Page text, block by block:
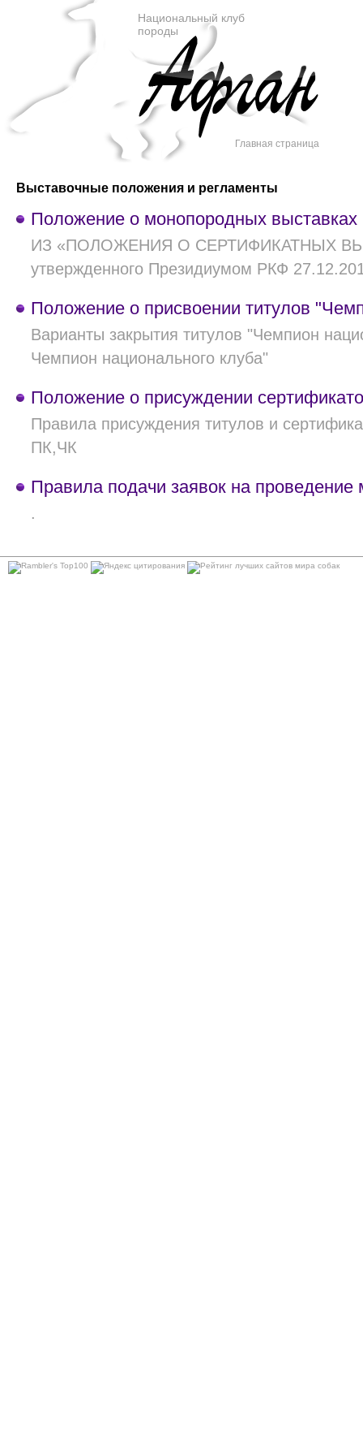
Национальный клуб
породы
Главная страница
Выставочные положения и регламенты
Положение о монопородных выставках
ИЗ «ПОЛОЖЕНИЯ О СЕРТИФИКАТНЫХ
утвержденного Президиумом РКФ
Положение о присвоении титулов
Варианты закрытия титулов "Чемпион
Чемпион национального клуба"
Положение о присуждении
Правила присуждения титулов и
ПК,ЧК
Правила подачи заявок на
.